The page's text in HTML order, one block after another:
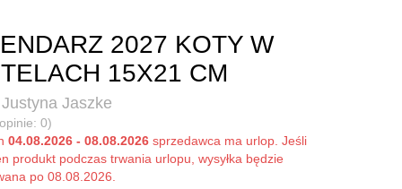
2027 KOTY W
15X21 CM
Jaszke
0)
04.08.2026 - 08.08.2026 sprzedawca ma urlop. Jeśli
produkt podczas trwania urlopu, wysyłka będzie
po 08.08.2026.